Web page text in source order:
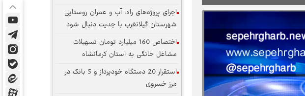
اجرای پروژه‌های راه، آب و عمران روستایی
شهرستان گیلانغرب با جدیت دنبال شود
اختصاص 160 میلیارد تومان تسهیلات
مشاغل خانگی به استان کرمانشاه
استقرار 20 دستگاه خودپرداز و 5 بانک در
مرز خسروی